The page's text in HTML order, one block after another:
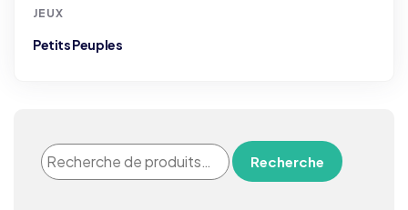
JEUX
Petits Peuples
Recherche